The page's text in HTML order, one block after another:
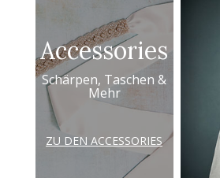
Accessories
Schärpen, Taschen &
Mehr
ZU DEN ACCESSORIES